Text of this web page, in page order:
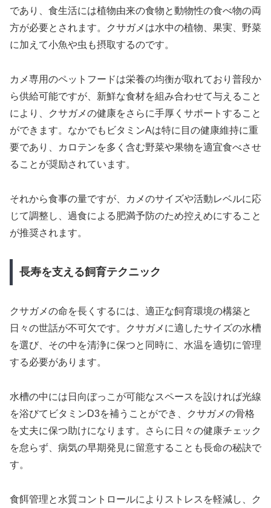
であり、食生活には植物由来の食物と動物性の食べ物の両
方が必要とされます。クサガメは水中の植物、果実、野菜
に加えて小魚や虫も摂取するのです。
カメ専用のペットフードは栄養の均衡が取れており普段か
ら供給可能ですが、新鮮な食材を組み合わせて与えること
により、クサガメの健康をさらに手厚くサポートすること
ができます。なかでもビタミンAは特に目の健康維持に重
要であり、カロテンを多く含む野菜や果物を適宜食べさせ
ることが奨励されています。
それから食事の量ですが、カメのサイズや活動レベルに応
じて調整し、過食による肥満予防のため控えめにすること
が推奨されます。
長寿を支える飼育テクニック
クサガメの命を長くするには、適正な飼育環境の構築と
日々の世話が不可欠です。クサガメに適したサイズの水槽
を選び、その中を清浄に保つと同時に、水温を適切に管理
する必要があります。
水槽の中には日向ぼっこが可能なスペースを設ければ光線
を浴びてビタミンD3を補うことができ、クサガメの骨格
を丈夫に保つ助けになります。さらに日々の健康チェック
を怠らず、病気の早期発見に留意することも長命の秘訣で
す。
食餌管理と水質コントロールによりストレスを軽減し、ク